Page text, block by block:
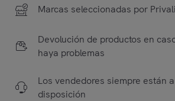
Marcas seleccionadas por
Devolución de productos en
haya problemas
Los vendedores siempre están
disposición